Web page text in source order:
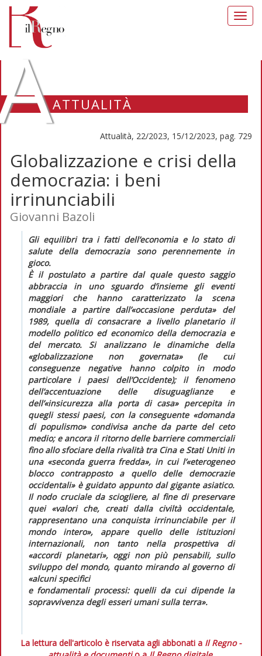
ATTUALITÀ
Attualità, 22/2023, 15/12/2023, pag. 729
Globalizzazione e crisi della
democrazia: i beni
irrinunciabili
Giovanni Bazoli
Gli equilibri tra i fatti dell’economia e lo stato di
salute della democrazia sono perennemente in
gioco.
È il postulato a partire dal quale questo saggio
abbraccia in uno sguardo d’insieme gli eventi
maggiori che hanno caratterizzato la scena
mondiale a partire dall’«occasione perduta» del
1989, quella di consacrare a livello planetario il
modello politico ed economico della democrazia e
del mercato. Si analizzano le dinamiche della
«globalizzazione non governata» (le cui
conseguenze negative hanno colpito in modo
particolare i paesi dell’Occidente); il fenomeno
dell’accentuazione delle disuguaglianze e
dell’«insicurezza alla porta di casa» percepita in
quegli stessi paesi, con la conseguente «domanda
di populismo» condivisa anche da parte del ceto
medio; e ancora il ritorno delle barriere commerciali
fino allo sfociare della rivalità tra Cina e Stati Uniti in
una «seconda guerra fredda», in cui l’«eterogeneo
blocco contrapposto a quello delle democrazie
occidentali» è guidato appunto dal gigante asiatico.
Il nodo cruciale da sciogliere, al fine di preservare
quei «valori che, creati dalla civiltà occidentale,
rappresentano una conquista irrinunciabile per il
mondo intero», appare quello delle istituzioni
internazionali, non tanto nella prospettiva di
«accordi planetari», oggi non più pensabili, sullo
sviluppo del mondo, quanto mirando al governo di
«alcuni specifici
e fondamentali processi: quelli da cui dipende la
sopravvivenza degli esseri umani sulla terra».
La lettura dell'articolo è riservata agli abbonati a Il Regno -